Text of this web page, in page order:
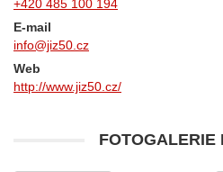
+420 485 100 194
E-mail
info@jiz50.cz
Web
http://www.jiz50.cz/
FOTOGALERIE